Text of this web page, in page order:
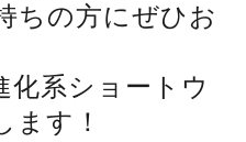
ちの方にぜひお
系ショートウ
ます！